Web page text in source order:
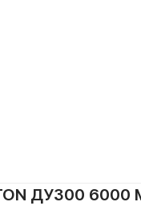
ДУ300 6000